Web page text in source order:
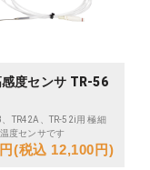
度センサ TR-56
、TR42A、TR-52i用 極細
度センサです
(税込 12,100円)